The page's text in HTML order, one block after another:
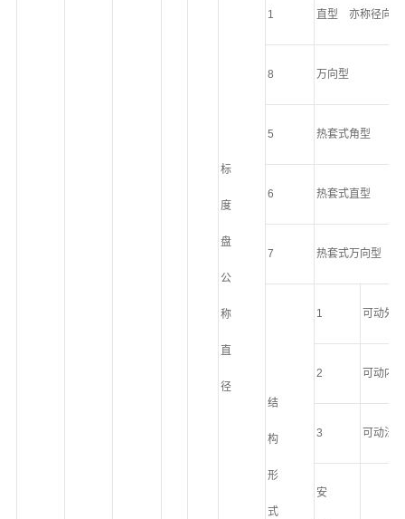
标
度
盘
公
称
直
径
1 直型 亦称径向型
8 万向型
5 热套式角型
6 热套式直型
7 热套式万向型
结
构
形
式
1 可动外
2 可动内
3 可动法兰
安